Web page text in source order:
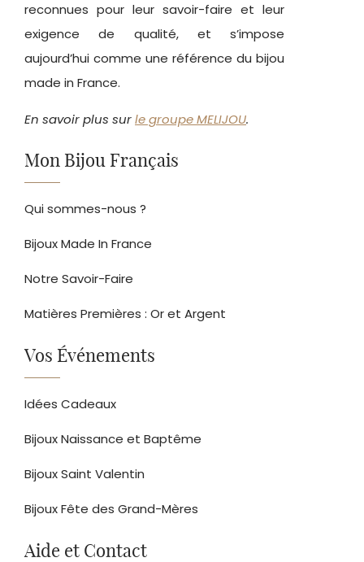
reconnues pour leur savoir-faire et leur
exigence de qualité, et s’impose
aujourd’hui comme une référence du bijou
made in France.
En savoir plus surle groupe MELIJOU.
Mon Bijou Français
Qui sommes-nous ?
Bijoux Made In France
Notre Savoir-Faire
Matières Premières : Or et Argent
Vos Événements
Idées Cadeaux
Bijoux Naissance et Baptême
Bijoux Saint Valentin
Bijoux Fête des Grand-Mères
Aide et Contact